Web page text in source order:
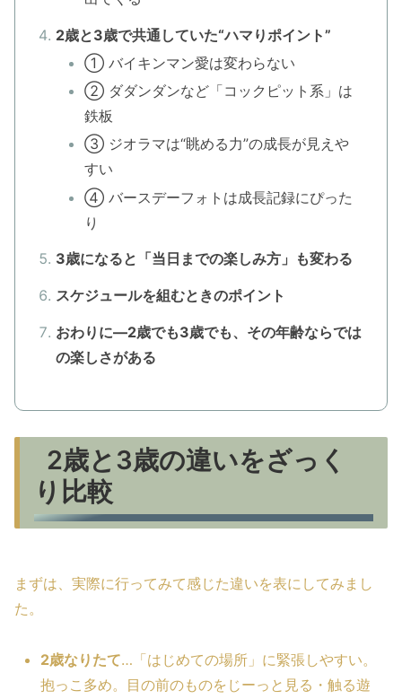
2歳と3歳で共通していた“ハマりポイント”
① バイキンマン愛は変わらない
② ダダンダンなど「コックピット系」は
鉄板
③ ジオラマは“眺める力”の成長が見えや
すい
④ バースデーフォトは成長記録にぴった
り
3歳になると「当日までの楽しみ方」も変わる
スケジュールを組むときのポイント
おわりに―2歳でも3歳でも、その年齢ならでは
の楽しさがある
2歳と3歳の違いをざっく
り比較
まずは、実際に行ってみて感じた違いを表にしてみまし
た。
2歳なりたて…「はじめての場所」に緊張しやすい。
抱っこ多め。目の前のものをじーっと見る・触る遊